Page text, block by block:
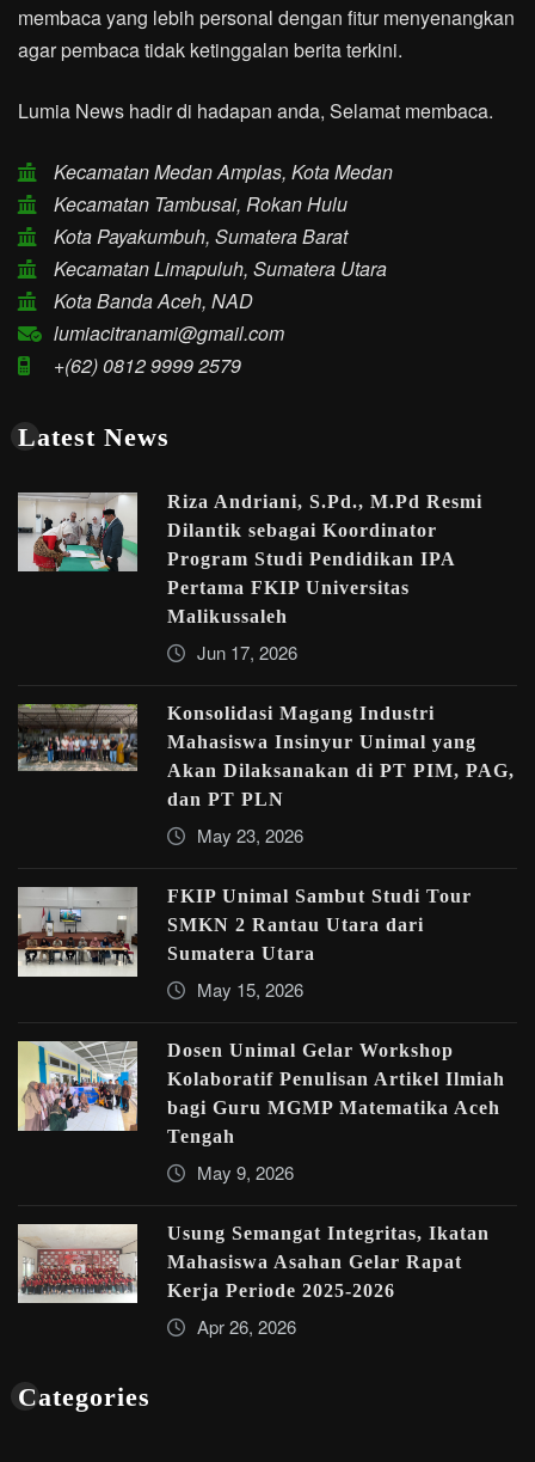
membaca yang lebih personal dengan fitur menyenangkan
agar pembaca tidak ketinggalan berita terkini.
Lumia News hadir di hadapan anda, Selamat membaca.
Kecamatan Medan Amplas, Kota Medan
Kecamatan Tambusai, Rokan Hulu
Kota Payakumbuh, Sumatera Barat
Kecamatan Limapuluh, Sumatera Utara
Kota Banda Aceh, NAD
lumiacitranami@gmail.com
+(62) 0812 9999 2579
Latest News
Riza Andriani, S.Pd., M.Pd Resmi
Dilantik sebagai Koordinator
Program Studi Pendidikan IPA
Pertama FKIP Universitas
Malikussaleh
Jun 17, 2026
Konsolidasi Magang Industri
Mahasiswa Insinyur Unimal yang
Akan Dilaksanakan di PT PIM, PAG,
dan PT PLN
May 23, 2026
FKIP Unimal Sambut Studi Tour
SMKN 2 Rantau Utara dari
Sumatera Utara
May 15, 2026
Dosen Unimal Gelar Workshop
Kolaboratif Penulisan Artikel Ilmiah
bagi Guru MGMP Matematika Aceh
Tengah
May 9, 2026
Usung Semangat Integritas, Ikatan
Mahasiswa Asahan Gelar Rapat
Kerja Periode 2025-2026
Apr 26, 2026
Categories